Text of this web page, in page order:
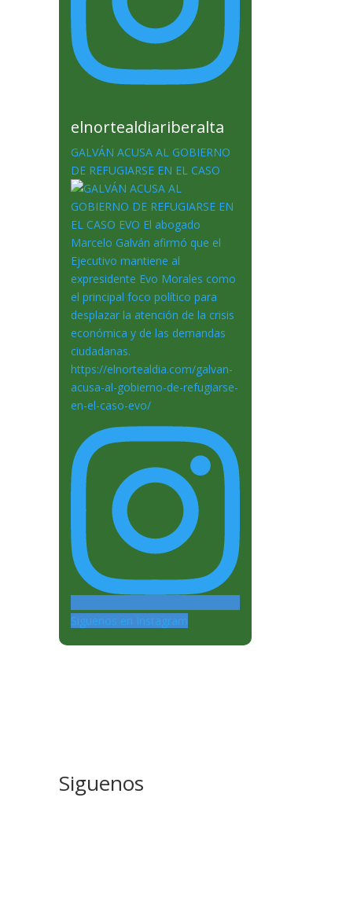
elnortealdiariberalta
GALVÁN ACUSA AL GOBIERNO
DE REFUGIARSE EN EL CASO
Siguenos en Instagram
Siguenos